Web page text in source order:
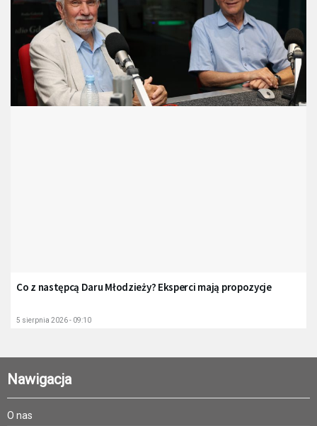
Co z następcą Daru Młodzieży? Eksperci mają propozycje
5 sierpnia 2026 - 09:10
Nawigacja
O nas